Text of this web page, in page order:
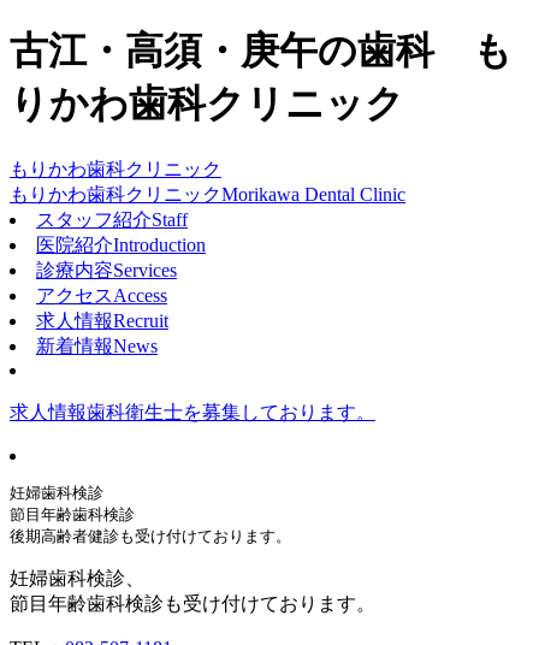
古江・高須・庚午の歯科 も
りかわ歯科クリニック
もりかわ歯科クリニック
もりかわ歯科クリニックMorikawa Dental Clinic
スタッフ紹介Staff
医院紹介Introduction
診療内容Services
アクセスAccess
求人情報Recruit
新着情報News
求人情報歯科衛生士を募集しております。
妊婦歯科検診
節目年齢歯科検診
後期高齢者健診も受け付けております。
妊婦歯科検診、
節目年齢歯科検診も受け付けております。